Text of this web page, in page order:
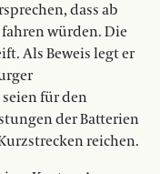
dass ab
fahren würden. Die
Als Beweis legt er
für den
der Batterien
reichen.